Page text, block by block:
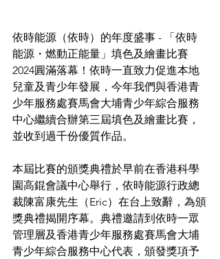
依時能源（依時）的年度盛事 - 「依時
能源・燃動正能量」填色及繪畫比賽
2024圓滿落幕！依時一直致力促進本地
兒童及青少年發展，今年我們與香港青
少年服務處賽馬會大埔青少年綜合服務
中心繼續合辦第三屆填色及繪畫比賽，
並收到過千份優質作品。
本屆比賽的頒獎典禮於早前在香港科學
園高錕會議中心舉行，依時能源行政總
裁陳富康先生（Eric）在台上致辭，為頒
獎典禮揭開序幕。典禮邀請到依時一眾
管理層及香港青少年服務處賽馬會大埔
青少年綜合服務中心代表，頒發獎項予